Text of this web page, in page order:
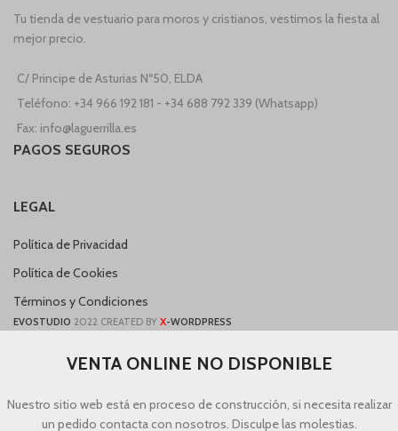
Tu tienda de vestuario para moros y cristianos, vestimos la fiesta al
mejor precio.
C/ Principe de Asturias Nº50, ELDA
Teléfono: +34 966 192 181 - +34 688 792 339 (Whatsapp)
Fax: info@laguerrilla.es
PAGOS SEGUROS
LEGAL
Política de Privacidad
Política de Cookies
Términos y Condiciones
EVOSTUDIO 2022 CREATED BY X-WORDPRESS
VENTA ONLINE NO DISPONIBLE
Nuestro sitio web está en proceso de construcción, si necesita realizar
un pedido contacta con nosotros. Disculpe las molestias.